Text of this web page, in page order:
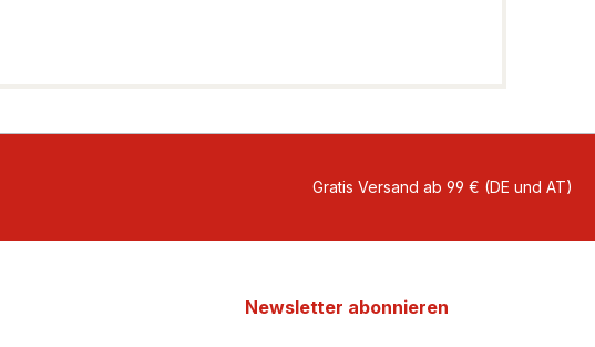
Gratis Versand ab 99 € (DE und AT)
Newsletter abonnieren